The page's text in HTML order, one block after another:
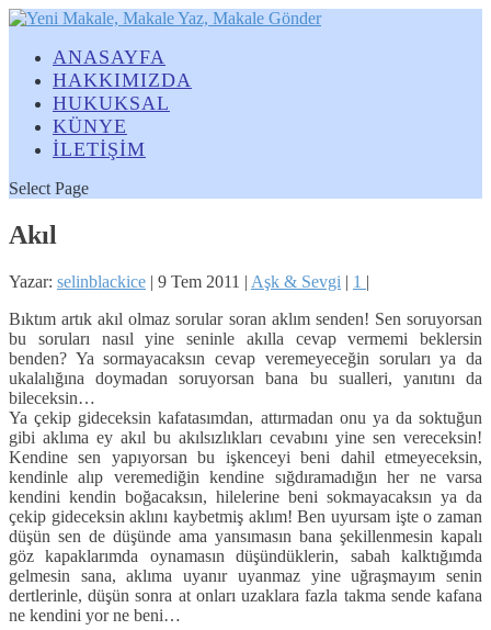
ANASAYFA
HAKKIMIZDA
HUKUKSAL
KÜNYE
İLETİŞİM
Select Page
Akıl
Yazar: selinblackice | 9 Tem 2011 | Aşk & Sevgi | 1 |
Bıktım artık akıl olmaz sorular soran aklım senden! Sen soruyorsan
bu soruları nasıl yine seninle akılla cevap vermemi beklersin
benden? Ya sormayacaksın cevap veremeyeceğin soruları ya da
ukalalığına doymadan soruyorsan bana bu sualleri, yanıtını da
bileceksin…
Ya çekip gideceksin kafatasımdan, attırmadan onu ya da soktuğun
gibi aklıma ey akıl bu akılsızlıkları cevabını yine sen vereceksin!
Kendine sen yapıyorsan bu işkenceyi beni dahil etmeyeceksin,
kendinle alıp veremediğin kendine sığdıramadığın her ne varsa
kendini kendin boğacaksın, hilelerine beni sokmayacaksın ya da
çekip gideceksin aklını kaybetmiş aklım! Ben uyursam işte o zaman
düşün sen de düşünde ama yansımasın bana şekillenmesin kapalı
göz kapaklarımda oynamasın düşündüklerin, sabah kalktığımda
gelmesin sana, aklıma uyanır uyanmaz yine uğraşmayım senin
dertlerinle, düşün sonra at onları uzaklara fazla takma sende kafana
ne kendini yor ne beni…